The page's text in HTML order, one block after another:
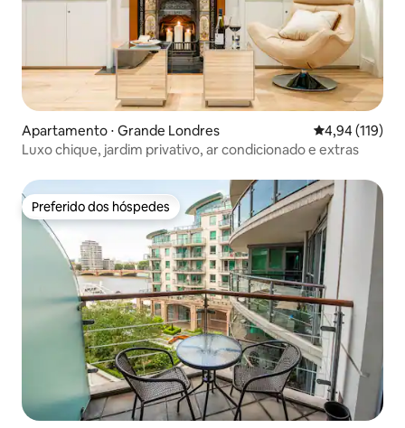
Apartamento ⋅ Grande Londres 4,94 de uma
4,94 (119)
Luxo chique, jardim privativo, ar condicionado e extras
Preferido dos hóspedes
Preferido dos hóspedes